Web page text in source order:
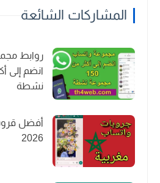
المشاركات الشائعة
نشطة
أفضل
2026